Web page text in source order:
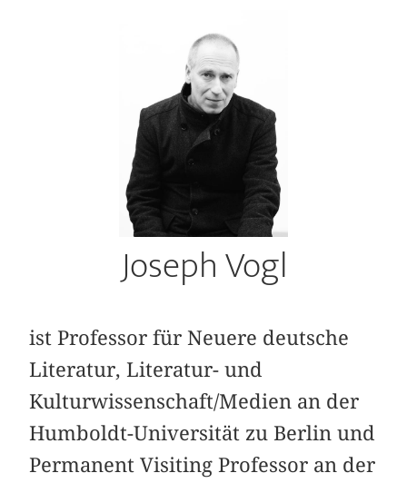
Joseph Vogl
ist Professor für Neuere deutsche
Literatur, Literatur- und
Kulturwissenschaft/Medien an der
Humboldt-Universität zu Berlin und
Permanent Visiting Professor an der